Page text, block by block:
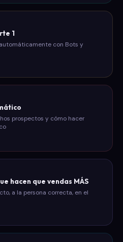
1
con Bots y
prospectos y cómo hacer
hacen que vendas MÁS
a la persona correcta, en el